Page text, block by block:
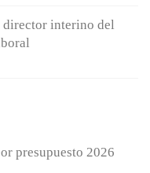
director interino del
presupuesto 2026